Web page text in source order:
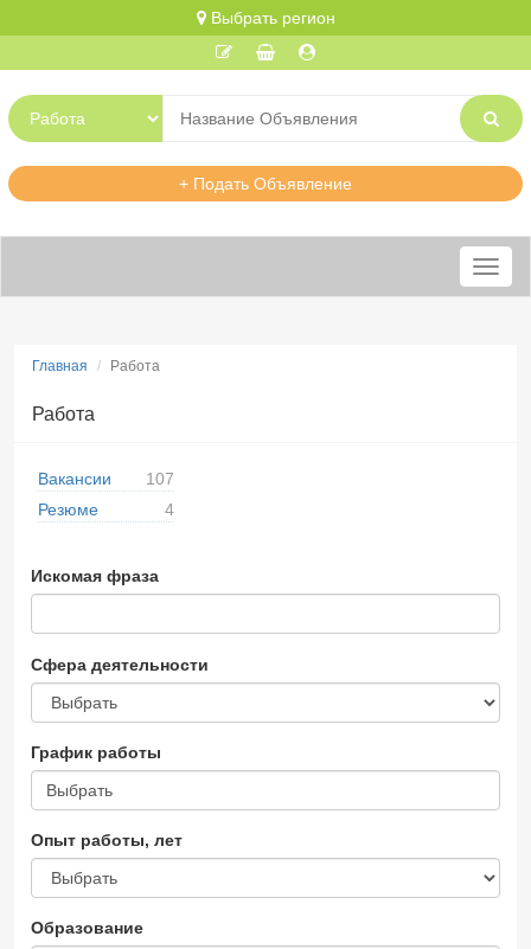
Выбрать регион
+ Подать Объявление
Меню
Главная Работа
Работа
Вакансии
107
Резюме
4
Искомая фраза
Сфера деятельности
График работы
Выбрать
Опыт работы, лет
Образование